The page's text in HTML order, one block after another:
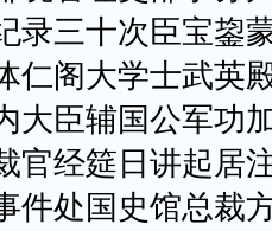
录三十次臣宝鋆
仁阁大学士武英
大臣辅国公军功
官经筵日讲起居
件处国史馆总裁